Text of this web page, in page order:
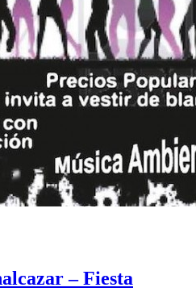
– Fiesta